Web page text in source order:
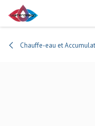
Se rendre au contenu
Chauffe-eau et